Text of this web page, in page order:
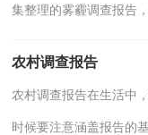
集整理的雾霾调查报告
农村调查报告
农村调查报告在生活中
时候要注意涵盖报告的